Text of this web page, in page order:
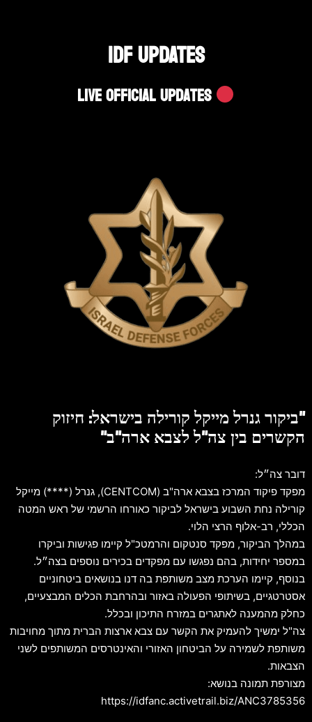
IDF UPDATES
Live Official Updates
"ביקור גנרל מייקל קורילה בישראל: חיזוק
הקשרים בין צה"ל לצבא ארה"ב"
דובר צה״ל:
מפקד פיקוד המרכז בצבא ארה"ב (CENTCOM), גנרל (****) מייקל
קורילה נחת השבוע בישראל לביקור כאורחו הרשמי של ראש המטה
הכללי, רב-אלוף הרצי הלוי.
במהלך הביקור, מפקד סנטקום והרמטכ"ל קיימו פגישות וביקרו
במספר יחידות, בהם נפגשו עם מפקדים בכירים נוספים בצה״ל.
בנוסף, קיימו הערכת מצב משותפת בה דנו בנושאים ביטחוניים
אסטרטגיים, בשיתופי הפעולה באזור ובהרחבת הכלים המבצעיים,
כחלק מהמענה לאתגרים במזרח התיכון ובכלל.
צה"ל ימשיך להעמיק את הקשר עם צבא ארצות הברית מתוך מחויבות
משותפת לשמירה על הביטחון האזורי והאינטרסים המשותפים לשני
הצבאות.
מצורפת תמונה בנושא:
https://idfanc.activetrail.biz/ANC3785356